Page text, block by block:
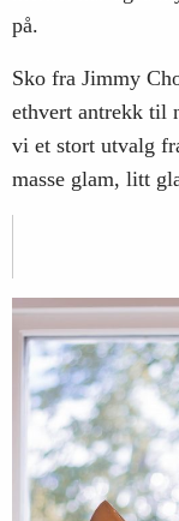
på.
Sko fra Jimmy
ethvert antrekk til
vi et stort utvalg
masse glam, litt